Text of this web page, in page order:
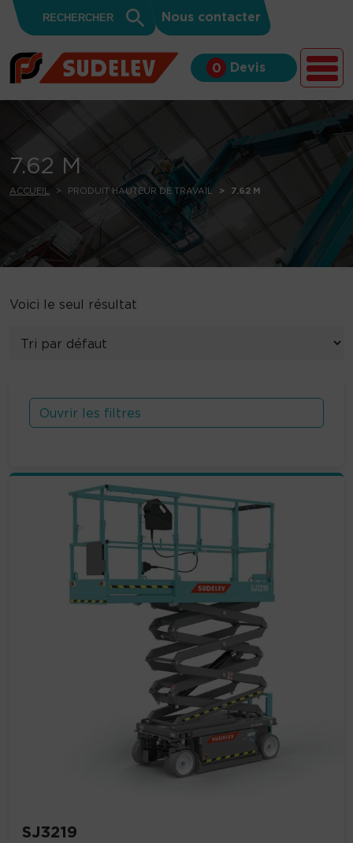
Skip to content
for:
Search
Button
Nous contacter
0 Devis
7.62 M
ACCUEIL PRODUIT HAUTEUR DE TRAVAIL 7.62 M
Voici le seul résultat
Ouvrir les filtres
SJ3219